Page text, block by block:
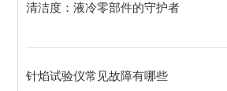
清洁度：液冷零部件的守护者
针焰试验仪常见故障有哪些